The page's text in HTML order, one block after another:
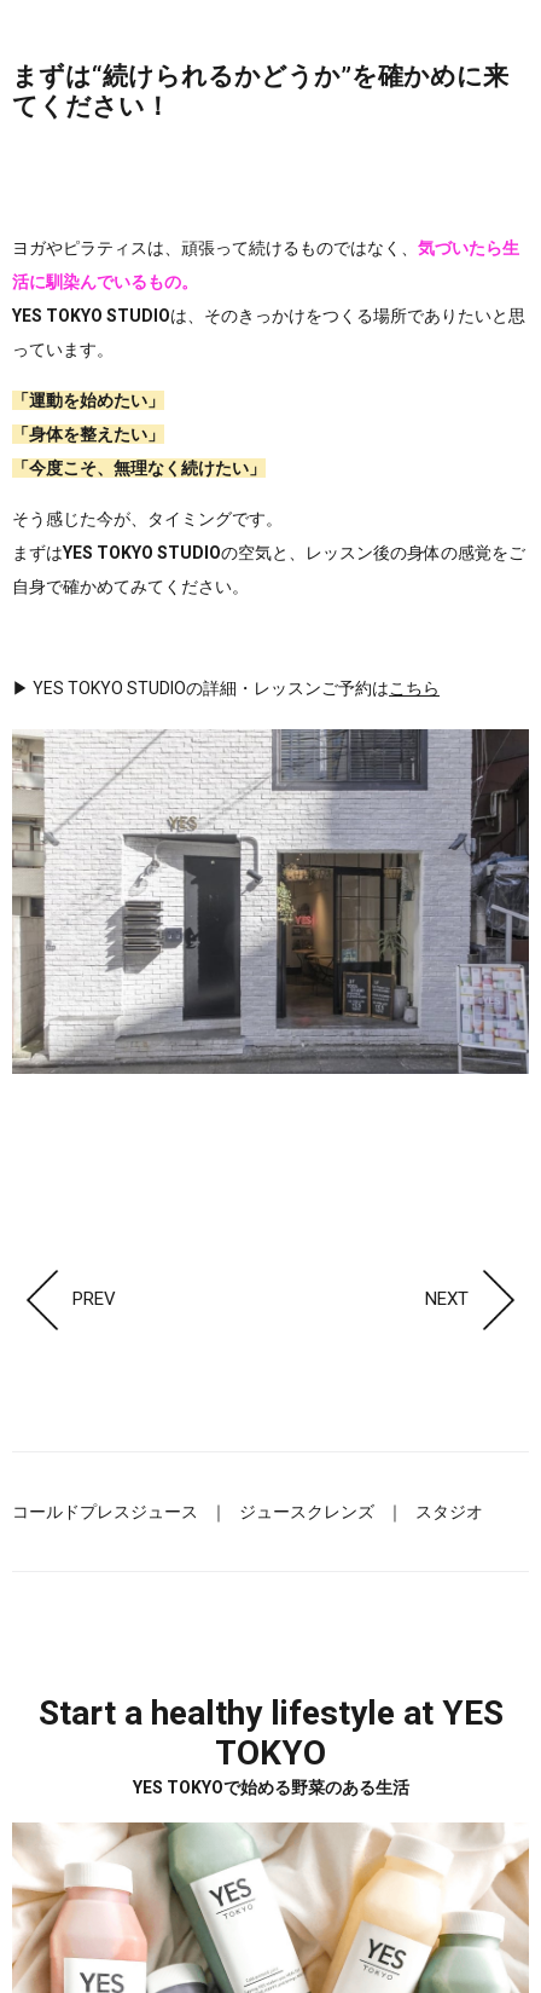
まずは“続けられるかどうか”を確かめに来
てください！
ヨガやピラティスは、頑張って続けるものではなく、 気づいたら生
活に馴染んでいるもの。
YES TOKYO STUDIOは、そのきっかけをつくる場所でありたいと思
っています。
「運動を始めたい」
「身体を整えたい」
「今度こそ、無理なく続けたい」
そう感じた今が、タイミングです。
まずはYES TOKYO STUDIOの空気と、レッスン後の身体の感覚をご
自身で確かめてみてください。
▶︎ YES TOKYO STUDIOの詳細・レッスンご予約はこちら
PREV NEXT
コールドプレスジュース ジュースクレンズ スタジオ
Start a healthy lifestyle at YES
TOKYO
YES TOKYOで始める野菜のある生活